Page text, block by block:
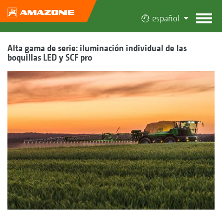
español
Alta gama de serie: iluminación individual de las
boquillas LED y SCF pro